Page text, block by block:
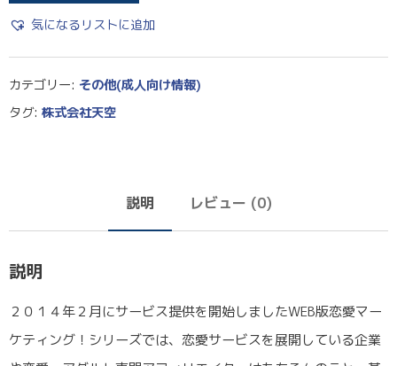
気になるリストに追加
カテゴリー: その他(成人向け情報)
タグ: 株式会社天空
説明 レビュー (0)
説明
２０１４年２月にサービス提供を開始しましたWEB版恋愛マー
ケティング！シリーズでは、恋愛サービスを展開している企業